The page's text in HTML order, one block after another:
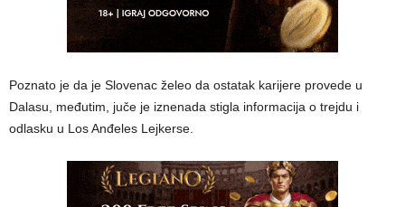
Poznato je da je Slovenac želeo da ostatak karijere provede u
Dalasu, međutim, juče je iznenada stigla informacija o trejdu i
odlasku u Los Anđeles Lejkerse.